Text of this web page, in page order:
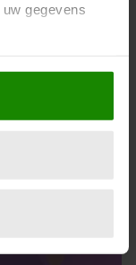
gegevens
kan zijn
(fingerprinting)